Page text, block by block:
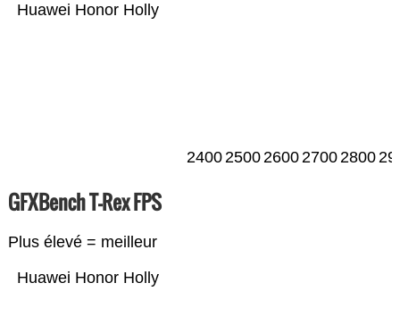
Huawei Honor Holly
24002500260027002800
GFXBench T-Rex FPS
Plus élevé = meilleur
Huawei Honor Holly